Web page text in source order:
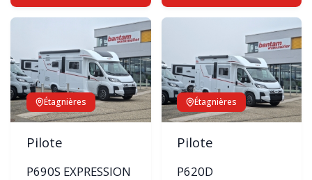
Étagnières
Pilote
P690S EXPRESSION
Étagnières
Pilote
P620D